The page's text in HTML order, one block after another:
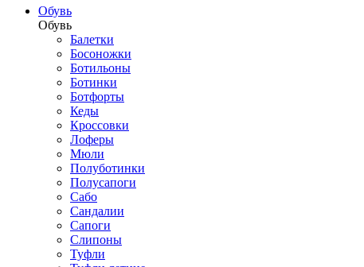
Обувь
Обувь
Балетки
Босоножки
Ботильоны
Ботинки
Ботфорты
Кеды
Кроссовки
Лоферы
Мюли
Полуботинки
Полусапоги
Сабо
Сандалии
Сапоги
Слипоны
Туфли